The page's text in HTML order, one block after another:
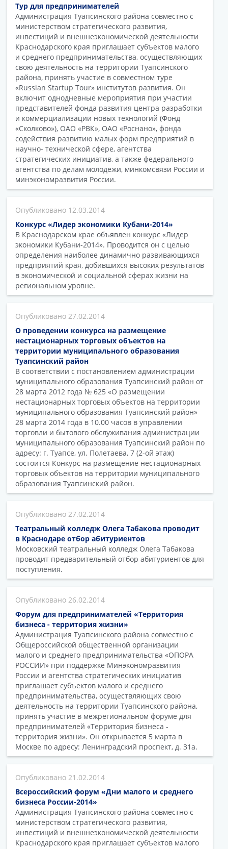
Тур для предпринимателей
Администрация Туапсинского района совместно с
министерством стратегического развития,
инвестиций и внешнеэкономической деятельности
Краснодарского края приглашает субъектов малого
и среднего предпринимательства, осуществляющих
свою деятельность на территории Туапсинского
района, принять участие в совместном туре
«Russian Startup Tour» институтов развития. Он
включит однодневные мероприятия при участии
представителей фонда развития центра разработки
и коммерциализации новых технологий (Фонд
«Сколково»), ОАО «РВК», ОАО «Роснано», фонда
содействия развитию малых форм предприятий в
научно- технической сфере, агентства
стратегических инициатив, а также федерального
агентства по делам молодежи, минкомсвязи России и
минэкономразвития России.
12.03.2014
Конкурс «Лидер экономики Кубани-2014»
В Краснодарском крае объявлен конкурс «Лидер
экономики Кубани-2014». Проводится он с целью
определения наиболее динамично развивающихся
предприятий края, добившихся высоких результатов
в экономической и социальной сферах жизни на
региональном уровне.
27.02.2014
О проведении конкурса на размещение
нестационарных торговых объектов на
территории муниципального образования
Туапсинский район
В соответствии с постановлением администрации
муниципального образования Туапсинский район от
28 марта 2012 года № 625 «О размещении
нестационарных торговых объектов на территории
муниципального образования Туапсинский район»
28 марта 2014 года в 10.00 часов в управлении
торговли и бытового обслуживания администрации
муниципального образования Туапсинский район по
адресу: г. Туапсе, ул. Полетаева, 7 (2-ой этаж)
состоится Конкурс на размещение нестационарных
торговых объектов на территории муниципального
образования Туапсинский район.
27.02.2014
Театральный колледж Олега Табакова проводит
в Краснодаре отбор абитуриентов
Московский театральный колледж Олега Табакова
проводит предварительный отбор абитуриентов для
поступления.
26.02.2014
Форум для предпринимателей «Территория
бизнеса - территория жизни»
Администрация Туапсинского района совместно с
Общероссийской общественной организации
малого и среднего предпринимательства «ОПОРА
РОССИИ» при поддержке Минэкономразвития
России и агентства стратегических инициатив
приглашает субъектов малого и среднего
предпринимательства, осуществляющих свою
деятельность на территории Туапсинского района,
принять участие в межрегиональном форуме для
предпринимателей «Территория бизнеса -
территория жизни». Он открывается 5 марта в
Москве по адресу: Ленинградский проспект, д. 31а.
21.02.2014
Всероссийский форум «Дни малого и среднего
бизнеса России-2014»
Администрация Туапсинского района совместно с
министерством стратегического развития,
инвестиций и внешнеэкономической деятельности
Краснодарского края приглашает субъектов малого